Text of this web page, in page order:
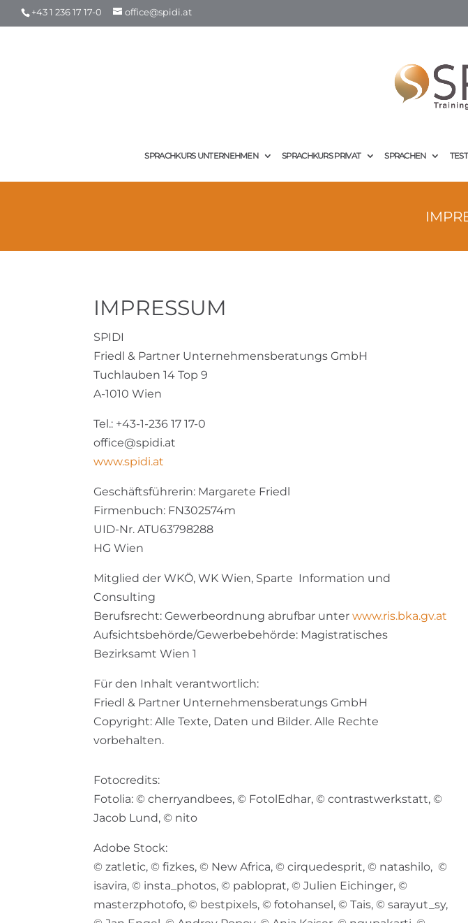
+43 1 236 17 17-0 office@spidi.at
SPRACHKURS UNTERNEHMEN SPRACHKURS PRIVAT SPRACHEN
IMPRESSUM
SPIDI
Friedl & Partner Unternehmensberatungs GmbH
Tuchlauben 14 Top 9
A-1010 Wien
Tel.: +43-1-236 17 17-0
office@spidi.at
www.spidi.at
Geschäftsführerin: Margarete Friedl
Firmenbuch: FN302574m
UID-Nr. ATU63798288
HG Wien
Mitglied der WKÖ, WK Wien, Sparte Information und
Consulting
Berufsrecht: Gewerbeordnung abrufbar unterwww.ris.bka.gv.at
Aufsichtsbehörde/Gewerbebehörde: Magistratisches
Bezirksamt Wien 1
Für den Inhalt verantwortlich:
Friedl & Partner Unternehmensberatungs GmbH
Copyright: Alle Texte, Daten und Bilder. Alle Rechte
vorbehalten.
Fotocredits:
Fotolia: © cherryandbees, © FotolEdhar, © contrastwerkstatt, ©
Jacob Lund, © nito
Adobe Stock:
© zatletic, © fizkes, © New Africa, © cirquedesprit, © natashilo, ©
isavira, © insta_photos, © pabloprat, © Julien Eichinger, ©
masterzphotofo, © bestpixels, ©fotohansel, © Tais, © sarayut_sy,